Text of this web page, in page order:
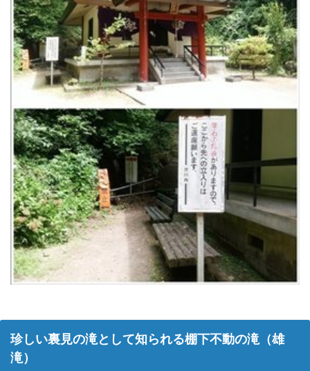
珍しい裏見の滝として知られる棚下不動の滝（雄
滝）